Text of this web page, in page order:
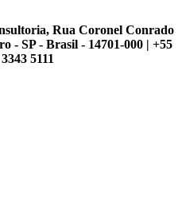
Rua Coronel Conrado
- SP - Brasil - 14701-000 | +55
5111